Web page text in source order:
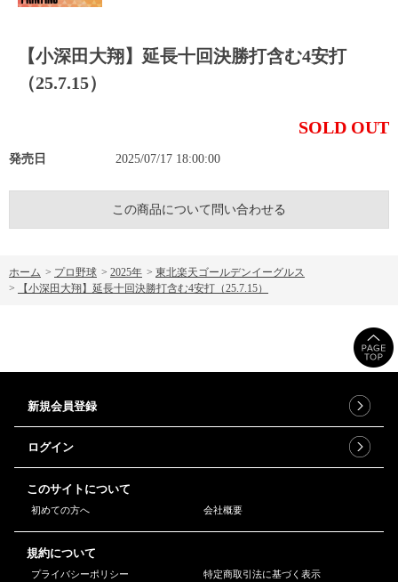
【小深田大翔】延長十回決勝打含む4安打
（25.7.15）
SOLD OUT
発売日 2025/07/17 18:00:00
この商品について問い合わせる
ホーム > プロ野球 > 2025年 > 東北楽天ゴールデンイーグルス
>
【小深田大翔】延長十回決勝打含む4安打（25.7.15）
新規会員登録
ログイン
このサイトについて
初めての方へ 会社概要
規約について
プライバシーポリシー 特定商取引法に基づく表示